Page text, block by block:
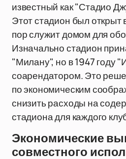
известный как "Стадио
Этот стадион был открыт
пор служит домом для
Изначально стадион
"Милану", но в 1947 году
соарендатором. Это
по экономическим
снизить расходы на
стадиона для каждого
Экономические
совместного